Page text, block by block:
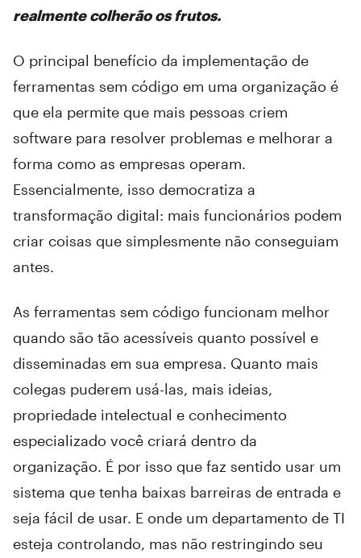
realmente colherão os frutos.
O principal benefício da implementação de
ferramentas sem código em uma organização é
que ela permite que mais pessoas criem
software para resolver problemas e melhorar a
forma como as empresas operam.
Essencialmente, isso democratiza a
transformação digital: mais funcionários podem
criar coisas que simplesmente não conseguiam
antes.
As ferramentas sem código funcionam melhor
quando são tão acessíveis quanto possível e
disseminadas em sua empresa. Quanto mais
colegas puderem usá-las, mais ideias,
propriedade intelectual e conhecimento
especializado você criará dentro da
organização. É por isso que faz sentido usar um
sistema que tenha baixas barreiras de entrada e
seja fácil de usar. E onde um departamento de TI
esteja controlando, mas não restringindo seu